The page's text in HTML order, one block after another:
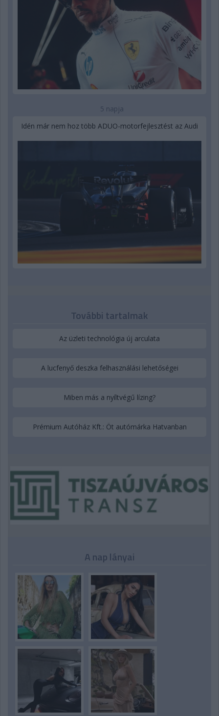
5 napja
Idén már nem hoz több ADUO-motorfejlesztést az Audi
További tartalmak
Az üzleti technológia új arculata
A lucfenyő deszka felhasználási lehetőségei
Miben más a nyíltvégű lízing?
Prémium Autóház Kft.: Öt autómárka Hatvanban
A nap lányai